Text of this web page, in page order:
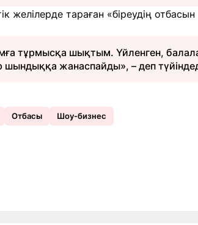
желілерде тараған «біреудің
тұрмысқа шықтым. Үйленген,
шындыққа жанаспайды», – деп
Отбасы Шоу-бизнес